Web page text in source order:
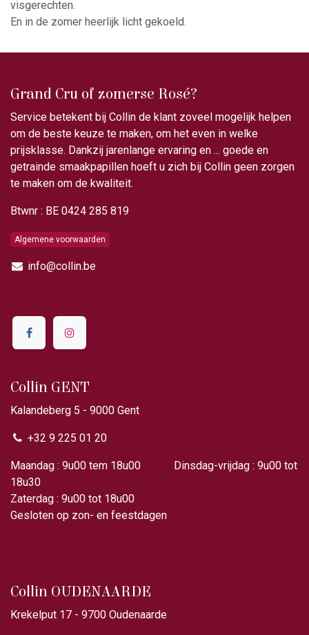
visgerechten.
En in de zomer heerlijk licht gekoeld.
Grand Cru of zomerse Rosé?
Service betekent bij Collin de klant zoveel mogelijk helpen
om de beste keuze te maken, om het even in welke
prijsklasse. Dankzij jarenlange ervaring en ... goede en
getrainde smaakpapillen hoeft u zich bij Collin geen zorgen
te maken om de kwaliteit.
Btwnr : BE 0424 285 819
Algemene voorwaarden
info@collin.be
Collin GENT
Kalandeberg 5 - 9000 Gent​
+32 9 225 01 20
Maandag : 9u00 tem 18u00 Dinsdag-vrijdag : 9u00 tot
18u30
Zaterdag : 9u00 tot 18u00
Gesloten op zon- en feestdagen
Collin OUDENAARDE
Krekelput 17 - 9700 Oudenaarde